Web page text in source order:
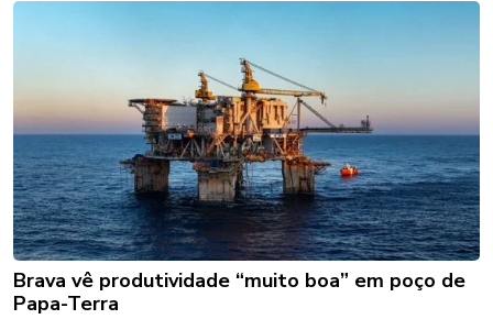
Brava vê produtividade “muito boa” em poço de
Papa-Terra